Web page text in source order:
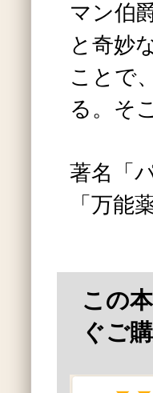
マン伯
と奇妙
ことで
る。そ
著名「
「万能
この
ぐご